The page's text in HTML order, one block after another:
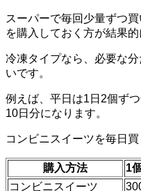
スーパーで毎回少量ずつ
を購入しておく方が結果
冷凍タイプなら、必要な
いです。
例えば、平日は1日2個ず
10日分になります。
コンビニスイーツを毎日
購入方法 1
コンビニスイーツ